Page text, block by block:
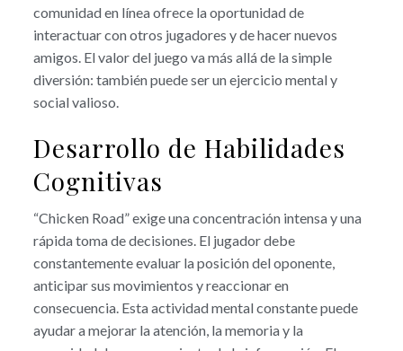
comunidad en línea ofrece la oportunidad de
interactuar con otros jugadores y de hacer nuevos
amigos. El valor del juego va más allá de la simple
diversión: también puede ser un ejercicio mental y
social valioso.
Desarrollo de Habilidades
Cognitivas
“Chicken Road” exige una concentración intensa y una
rápida toma de decisiones. El jugador debe
constantemente evaluar la posición del oponente,
anticipar sus movimientos y reaccionar en
consecuencia. Esta actividad mental constante puede
ayudar a mejorar la atención, la memoria y la